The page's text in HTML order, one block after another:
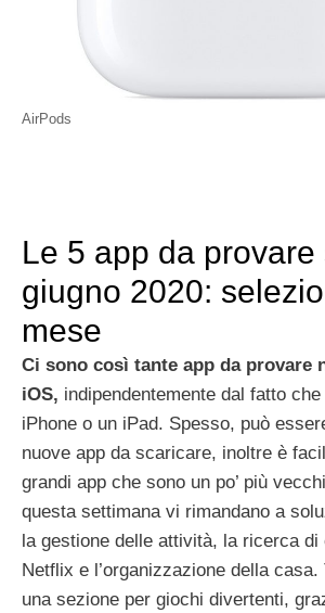
AirPods
Le 5 app da
giugno 2020:
mese
Ci sono così tante app da provare
iOS, indipendentemente dal fatto
iPhone o un iPad. Spesso, può
nuove app da scaricare, inoltre è
grandi app che sono un po’ più
questa settimana vi rimandano a
la gestione delle attività, la ricerca di
Netflix e l’organizzazione della
una sezione per giochi divertenti,